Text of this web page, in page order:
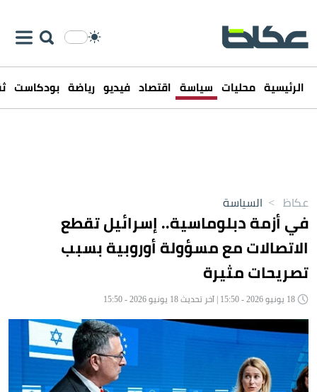
الرئيسية محليات سياسة اقتصاد فيديو رياضة بودكاست
عكاظ > السياسة
في أزمة دبلوماسية.. إسرائيل تقطع
الاتصالات مع مسؤولة أوروبية بسبب
تصريحات مثيرة